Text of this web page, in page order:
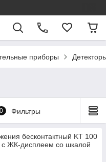
приборы
0 Фильтры
бесконтактный KT 100
с ЖК-дисплеем со шкалой